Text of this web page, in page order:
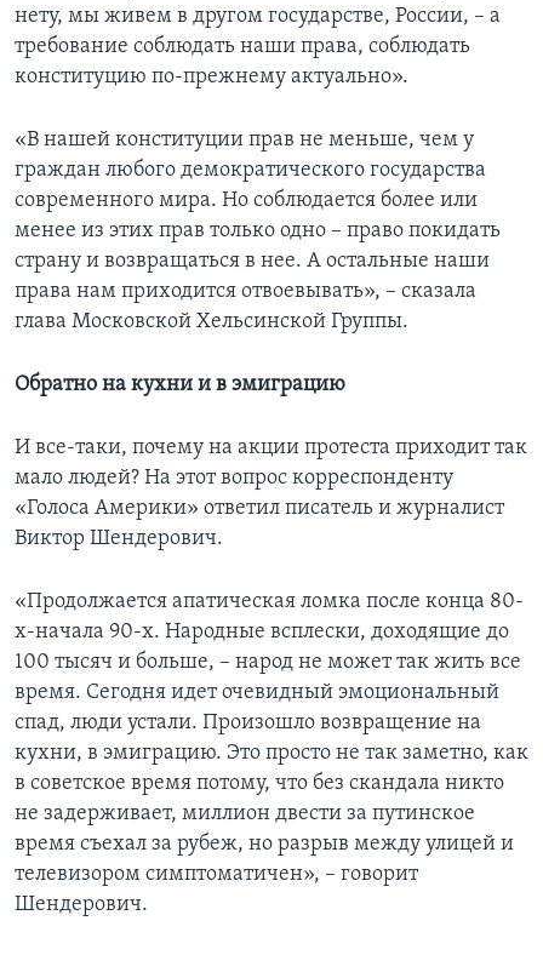
нету, мы живем в другом государстве, России, – а
требование соблюдать наши права, соблюдать
конституцию по-прежнему актуально».
«В нашей конституции прав не меньше, чем у
граждан любого демократического государства
современного мира. Но соблюдается более или
менее из этих прав только одно – право покидать
страну и возвращаться в нее. А остальные наши
права нам приходится отвоевывать», – сказала
глава Московской Хельсинской Группы.
Обратно на кухни и в эмиграцию
И все-таки, почему на акции протеста приходит так
мало людей? На этот вопрос корреспонденту
«Голоса Америки» ответил писатель и журналист
Виктор Шендерович.
«Продолжается апатическая ломка после конца 80-
х-начала 90-х. Народные всплески, доходящие до
100 тысяч и больше, – народ не может так жить все
время. Сегодня идет очевидный эмоциональный
спад, люди устали. Произошло возвращение на
кухни, в эмиграцию. Это просто не так заметно, как
в советское время потому, что без скандала никто
не задерживает, миллион двести за путинское
время съехал за рубеж, но разрыв между улицей и
телевизором симптоматичен», – говорит
Шендерович.